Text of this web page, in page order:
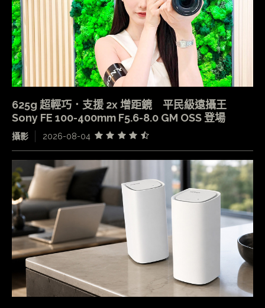
625g 超輕巧．支援 2x 增距鏡 平民級遠攝王
Sony FE 100-400mm F5.6-8.0 GM OSS 登場
攝影 2026-08-04